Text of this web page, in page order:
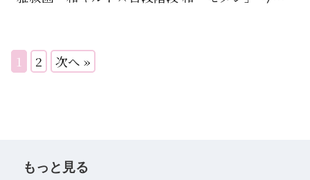
1 2 次へ »
もっと見る